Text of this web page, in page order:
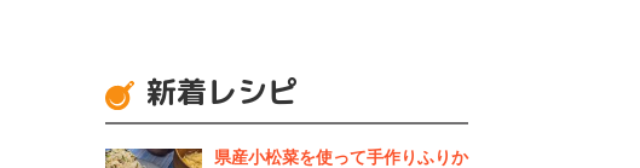
新着レシピ
県産⼩松菜を使って⼿作りふりか